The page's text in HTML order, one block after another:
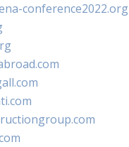
conference2022.org